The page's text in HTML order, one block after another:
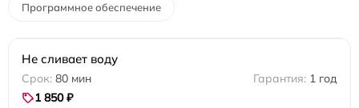
Программное обеспечение
Не сливает воду
80 мин
1 год
1 850 ₽